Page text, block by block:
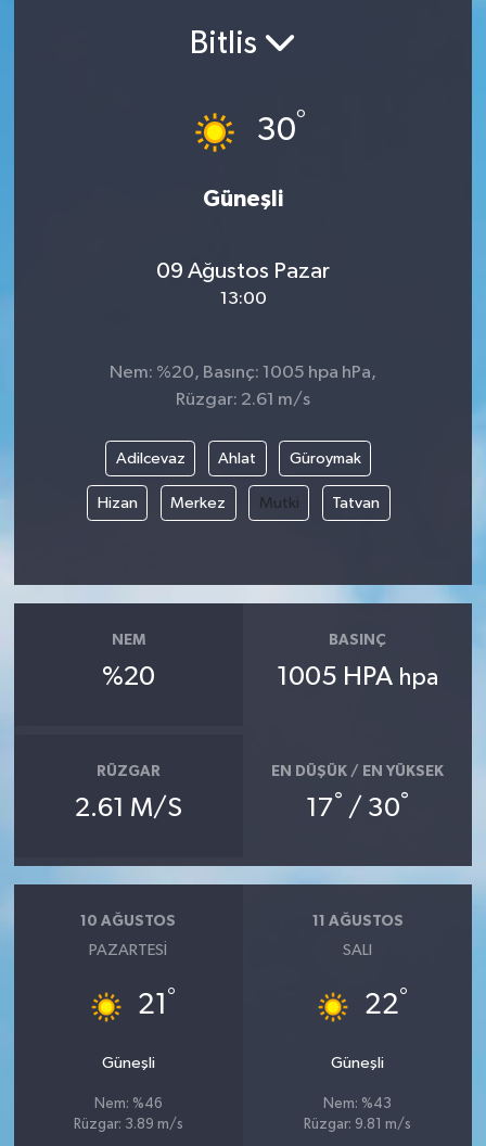
Bitlis
30°
Güneşli
09 Ağustos Pazar
13:00
Nem: %20, Basınç: 1005 hpa hPa,
Rüzgar: 2.61 m/s
Adilcevaz Ahlat Güroymak
Hizan Merkez Mutki Tatvan
NEM
%20
BASINÇ
1005 HPA hpa
RÜZGAR
2.61 M/S
EN DÜŞÜK / EN YÜKSEK
17° / 30°
10 AĞUSTOS
PAZARTESI
21 °
Güneşli
Nem: %46
Rüzgar: 3.89 m/s
11 AĞUSTOS
SALI
22°
Güneşli
Nem: %43
Rüzgar: 9.81 m/s